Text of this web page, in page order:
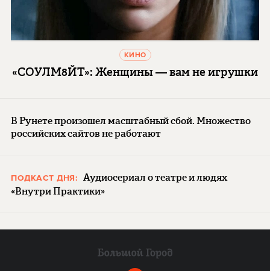
КИНО
«СОУЛМ8ЙТ»: Женщины — вам не игрушки
В Рунете произошел масштабный сбой. Множество
российских сайтов не работают
ПОДКАСТ ДНЯ: Аудиосериал о театре и людях
«Внутри Практики»